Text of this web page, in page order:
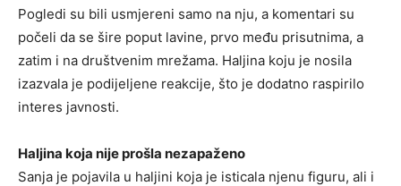
Pogledi su bili usmjereni samo na nju, a komentari su
počeli da se šire poput lavine, prvo među prisutnima, a
zatim i na društvenim mrežama. Haljina koju je nosila
izazvala je podijeljene reakcije, što je dodatno raspirilo
interes javnosti.
Haljina koja nije prošla nezapaženo
Sanja je pojavila u haljini koja je isticala njenu figuru, ali i